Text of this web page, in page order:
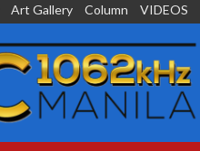
Art Gallery Column VIDEOS